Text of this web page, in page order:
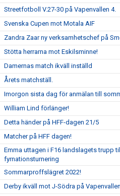
Streetfotboll V.27-30 på Vapenvallen 4.
Svenska Cupen mot Motala AIF
Zandra Zaar ny verksamhetschef på
Stötta herrarna mot Eskilsminne!
Damernas match ikväll inställd
Årets matchställ.
Imorgon sista dag för anmälan till
William Lind förlänger!
Detta händer på HFF-dagen 21/5
Matcher på HFF dagen!
Emma uttagen i F16 landslagets trupp till
fyrnationsturnering
Sommarproffslägret 2022!
Derby ikväll mot J-Södra på Vapenvallen